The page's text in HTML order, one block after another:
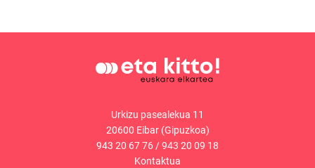
Urkizu pasealekua 11
20600 Eibar (Gipuzkoa)
943 20 67 76/943 20 09 18
Kontaktua